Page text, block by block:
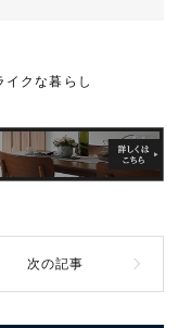
イクな暮らし